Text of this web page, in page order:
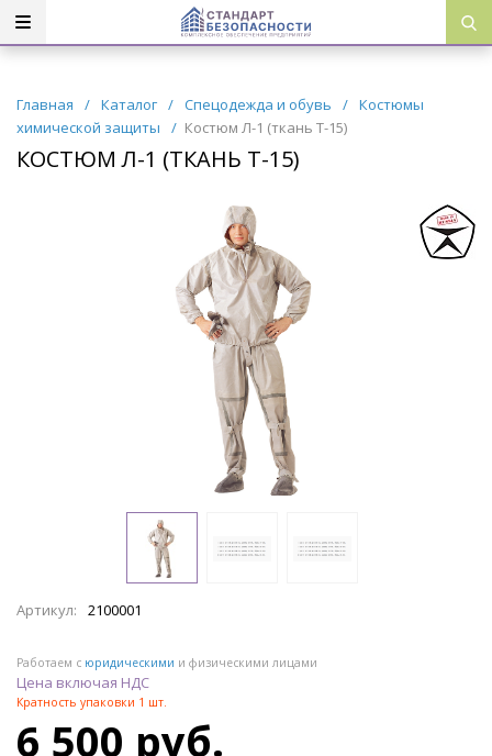
Главная / Каталог / Спецодежда и обувь / Костюмы
химической защиты
/ Костюм Л-1 (ткань Т-15)
КОСТЮМ Л-1 (ТКАНЬ Т-15)
Артикул: 2100001
Работаем с юридическими и физическими лицами
Цена включая НДС
Кратность упаковки 1 шт.
6 500 руб.